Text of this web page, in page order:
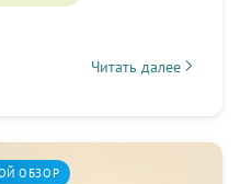
Читать далее
about Сенегал:
ОБЗОР